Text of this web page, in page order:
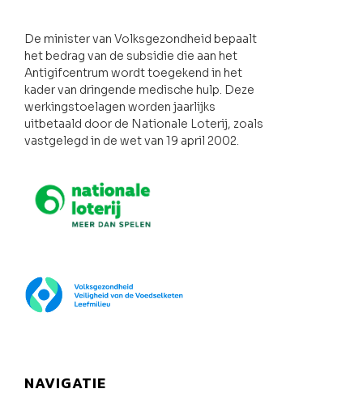
De minister van Volksgezondheid bepaalt
het bedrag van de subsidie die aan het
Antigifcentrum wordt toegekend in het
kader van dringende medische hulp. Deze
werkingstoelagen worden jaarlijks
uitbetaald door de Nationale Loterij, zoals
vastgelegd in de wet van 19 april 2002.
Nationale loterij
NAVIGATIE